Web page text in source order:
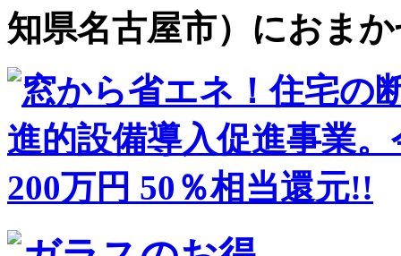
知県名古屋市）におま